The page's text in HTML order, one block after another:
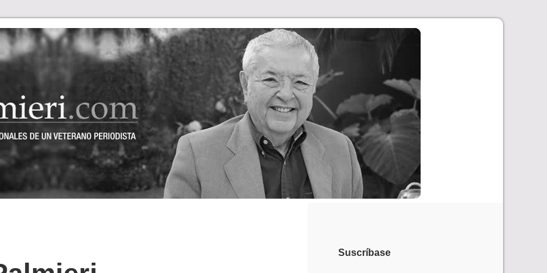
Suscríbase